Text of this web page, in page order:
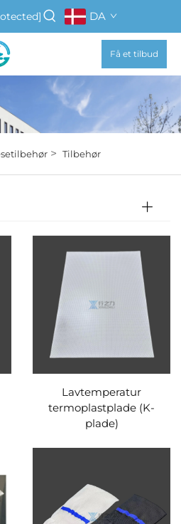
DA
Få et tilbud
> Tilbehør
Lavtemperatur
termoplastplade (K-
plade)